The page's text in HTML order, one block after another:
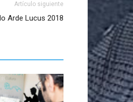
Artículo siguiente
Arde Lucus 2018